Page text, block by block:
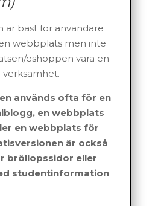
är bäst för användare
webbplats men inte
eshoppen vara en
används ofta för en
en webbplats
en webbplats för
är också
bröllopssidor eller
studentinformation